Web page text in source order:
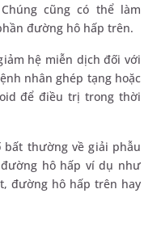
cũng có thể làm
đường hô hấp trên.
hệ miễn dịch đối với
nhân ghép tạng hoặc
để điều trị trong thời
thường về giải phẫu
hô hấp ví dụ như
đường hô hấp trên hay